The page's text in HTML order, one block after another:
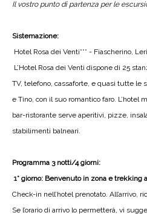
Il vostro punto di partenza per le
Sistemazione:
Hotel Rosa dei Venti*** - Fiascherino,
L’Hotel Rosa dei Venti dispone di 25
TV, telefono, cassaforte, e quasi tutte le
e Tino, con il suo romantico faro.
bar-ristorante serve aperitivi, pizze,
stabilimenti balneari.
Programma 3 notti/4 giorni:
1° giorno: Benvenuto in zona e trekking
Check-in nell’hotel prenotato.
Se l’orario di arrivo lo permetterà, vi